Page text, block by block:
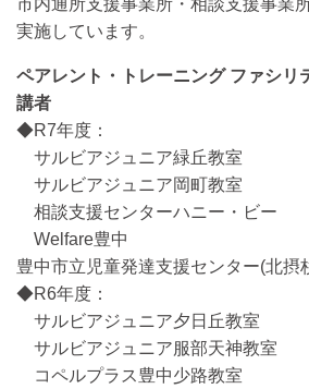
市内通所支援事業所・相談支援事業
実施しています。
ペアレント・トレーニング ファシリ
講者
◆R7年度：
サルビアジュニア緑丘教室
サルビアジュニア岡町教室
相談支援センターハニー・ビー
Welfare豊中
豊中市立児童発達支援センター(北摂
◆R6年度：
サルビアジュニア夕日丘教室
サルビアジュニア服部天神教室
コペルプラス豊中少路教室